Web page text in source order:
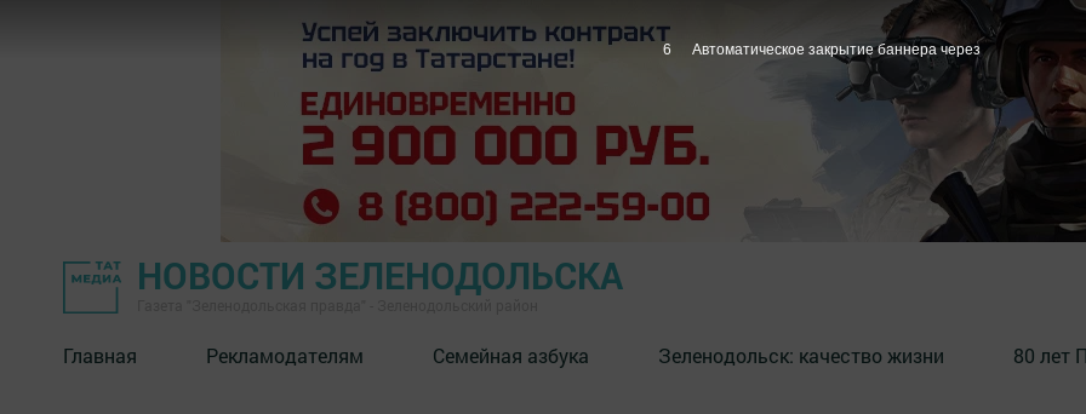
НОВОСТИ ЗЕЛЕНОДОЛЬСКА
Главная Рекламодателям Семейная азбука ⁠Зеленодольск: качество жизни 80 лет
5 Автоматическое закрытие баннера через